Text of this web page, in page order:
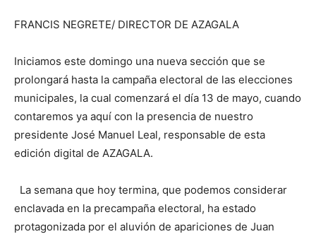
FRANCIS NEGRETE/ DIRECTOR DE AZAGALA
Iniciamos este domingo una nueva sección que se
prolongará hasta la campaña electoral de las elecciones
municipales, la cual comenzará el día 13 de mayo, cuando
contaremos ya aquí con la presencia de nuestro
presidente José Manuel Leal, responsable de esta
edición digital de AZAGALA.
La semana que hoy termina, que podemos considerar
enclavada en la precampaña electoral, ha estado
protagonizada por el aluvión de apariciones de Juan